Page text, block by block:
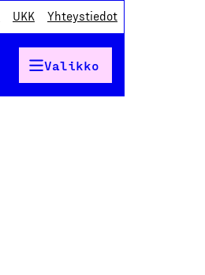
UKK Yhteystiedot
Valikko